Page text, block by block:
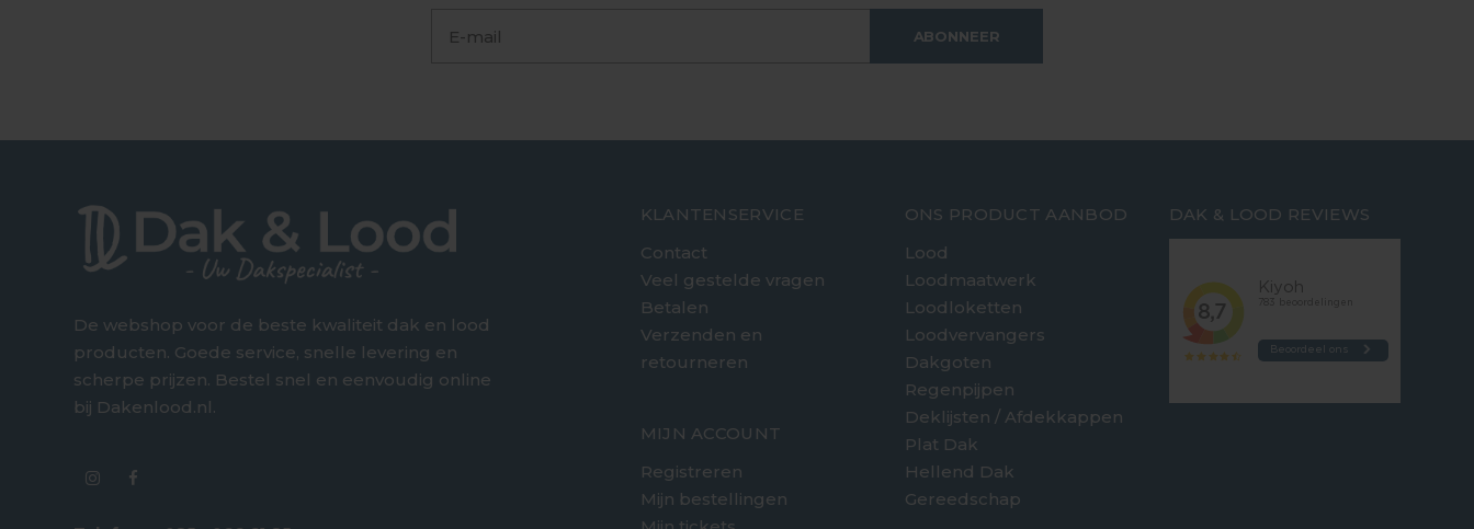
ABONNEER
De webshop voor de beste kwaliteit dak en lood
producten. Goede service, snelle levering en
scherpe prijzen. Bestel snel en eenvoudig online
bij Dakenlood.nl.
KLANTENSERVICE
Contact
Veel gestelde vragen
Betalen
Verzenden en
retourneren
MIJN ACCOUNT
Registreren
Mijn bestellingen
ONS PRODUCT AANBOD
Lood
Loodmaatwerk
Loodloketten
Loodvervangers
Dakgoten
Regenpijpen
Deklijsten / Afdekkappen
Plat Dak
Hellend Dak
Gereedschap
DAK & LOOD REVIEWS